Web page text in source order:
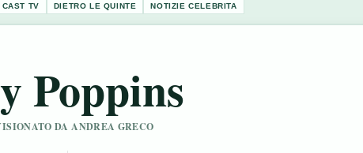
CAST TV DIETRO LE QUINTE NOTIZIE CELEBRITA
Poppins
DA ANDREA GRECO